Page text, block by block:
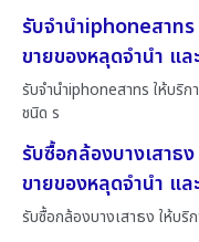
รับจำนำiphoneสาท
ขายของหลุดจำนำ แ
รับจำนำiphoneสาทร ให้บริก
ชนิด ร
รับซื้อกล้องบางเสาธ
ขายของหลุดจำนำ แ
รับซื้อกล้องบางเสาธง ให้บริ